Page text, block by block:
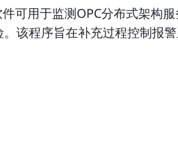
可用于监测OPC分布式架构
该程序旨在补充过程控制报